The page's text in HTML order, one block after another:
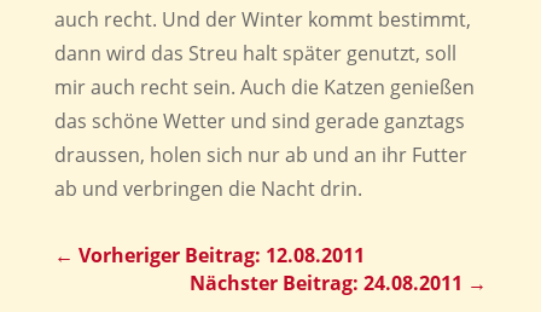
auch recht. Und der Winter kommt bestimmt,
dann wird das Streu halt später genutzt, soll
mir auch recht sein. Auch die Katzen genießen
das schöne Wetter und sind gerade ganztags
draussen, holen sich nur ab und an ihr Futter
ab und verbringen die Nacht drin.
← Vorheriger Beitrag: 12.08.2011
Nächster Beitrag: 24.08.2011 →